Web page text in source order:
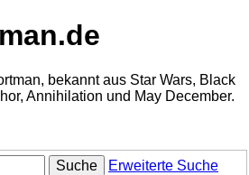
bekannt aus Star Wars, Black
Annihilation und May December.
Suche Erweiterte Suche